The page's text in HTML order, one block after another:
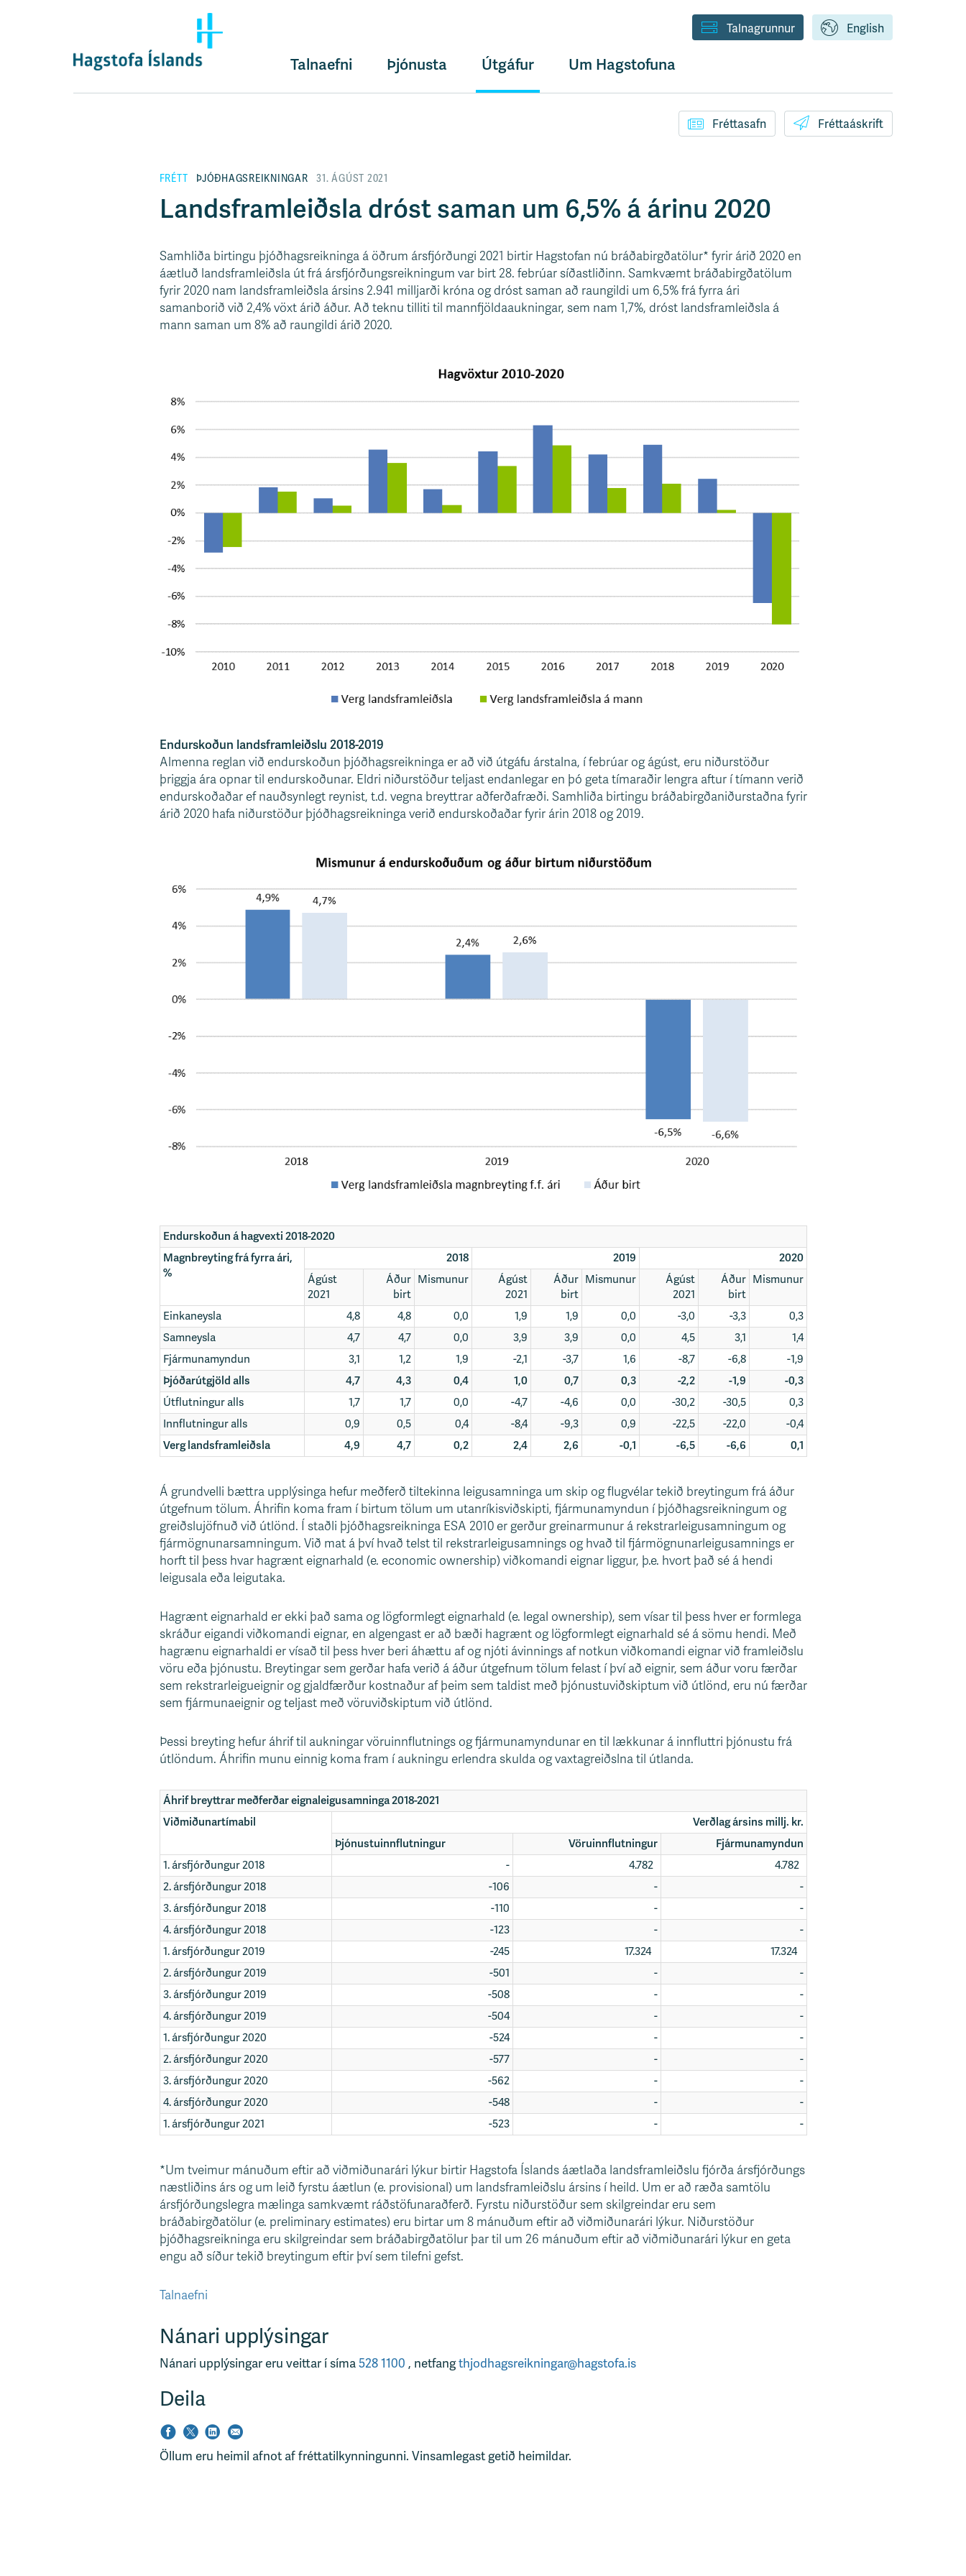
English
Talnagrunnur
Talnaefni Þjónusta Útgáfur Um Hagstofuna
Fréttasafn Fréttaáskrift
FRÉTT ÞJÓÐHAGSREIKNINGAR 31. ÁGÚST 2021
Landsframleiðsla dróst saman um 6,5% á árinu 2020
Samhliða birtingu þjóðhagsreikninga á öðrum ársfjórðungi 2021 birtir Hagstofan nú bráðabirgðatölur* fyrir árið 2020 en
áætluð landsframleiðsla út frá ársfjórðungsreikningum var birt 28. febrúar síðastliðinn. Samkvæmt bráðabirgðatölum
fyrir 2020 nam landsframleiðsla ársins 2.941 milljarði króna og dróst saman að raungildi um 6,5% frá fyrra ári
samanborið við 2,4% vöxt árið áður. Að teknu tilliti til mannfjöldaaukningar, sem nam 1,7%, dróst landsframleiðsla á
mann saman um 8% að raungildi árið 2020.
Endurskoðun landsframleiðslu 2018-2019
Almenna reglan við endurskoðun þjóðhagsreikninga er að við útgáfu árstalna, í febrúar og ágúst, eru niðurstöður
þriggja ára opnar til endurskoðunar. Eldri niðurstöður teljast endanlegar en þó geta tímaraðir lengra aftur í tímann verið
endurskoðaðar ef nauðsynlegt reynist, t.d. vegna breyttrar aðferðafræði. Samhliða birtingu bráðabirgðaniðurstaðna fyrir
árið 2020 hafa niðurstöður þjóðhagsreikninga verið endurskoðaðar fyrir árin 2018 og 2019.
Endurskoðun á hagvexti 2018-2020
Magnbreyting frá fyrra ári,
%
2018 2019
2020
Ágúst
2021
Áður
birt
Mismunur
Ágúst
2021
Áður
birt
Mismunur
Ágúst
2021
Áður
birt
Mismunur
Einkaneysla 4,8 4,8 0,0 1,9 1,9 0,0 -3,0 -3,3
0,3
Samneysla
4,7 4,7 0,0 3,9 3,9 0,0 4,5 3,1
1,4
Fjármunamyndun
3,1 1,2 1,9 -2,1 -3,7 1,6 -8,7 -6,8
-1,9
Þjóðarútgjöld alls
4,7 4,3 0,4 1,0 0,7 0,3 -2,2 -1,9
-0,3
Útflutningur alls
1,7 1,7 0,0 -4,7 -4,6 0,0 -30,2 -30,5
0,3
Innflutningur alls
0,9 0,5 0,4 -8,4 -9,3 0,9 -22,5 -22,0
-0,4
Verg landsframleiðsla
4,9 4,7 0,2 2,4 2,6 -0,1 -6,5 -6,6 0,1
Á grundvelli bættra upplýsinga hefur meðferð tiltekinna leigusamninga um skip og flugvélar tekið breytingum frá áður
útgefnum tölum. Áhrifin koma fram í birtum tölum um utanríkisviðskipti, fjármunamyndun í þjóðhagsreikningum og
greiðslujöfnuð við útlönd. Í staðli þjóðhagsreikninga ESA 2010 er gerður greinarmunur á rekstrarleigusamningum og
fjármögnunarsamningum. Við mat á því hvað telst til rekstrarleigusamnings og hvað til fjármögnunarleigusamnings er
horft til þess hvar hagrænt eignarhald (e. economic ownership) viðkomandi eignar liggur, þ.e. hvort það sé á hendi
leigusala eða leigutaka.
Hagrænt eignarhald er ekki það sama og lögformlegt eignarhald (e. legal ownership), sem vísar til þess hver er formlega
skráður eigandi viðkomandi eignar, en algengast er að bæði hagrænt og lögformlegt eignarhald sé á sömu hendi. Með
hagrænu eignarhaldi er vísað til þess hver beri áhættu af og njóti ávinnings af notkun viðkomandi eignar við framleiðslu
vöru eða þjónustu. Breytingar sem gerðar hafa verið á áður útgefnum tölum felast í því að eignir, sem áður voru færðar
sem rekstrarleigueignir og gjaldfærður kostnaður af þeim sem taldist með þjónustuviðskiptum við útlönd, eru nú færðar
sem fjármunaeignir og teljast með vöruviðskiptum við útlönd.
Þessi breyting hefur áhrif til aukningar vöruinnflutnings og fjármunamyndunar en til lækkunar á innfluttri þjónustu frá
útlöndum. Áhrifin munu einnig koma fram í aukningu erlendra skulda og vaxtagreiðslna til útlanda.
Áhrif breyttrar meðferðar eignaleigusamninga 2018-2021
Viðmiðunartímabil
Verðlag ársins millj. kr.
Þjónustuinnflutningur
Vöruinnflutningur
Fjármunamyndun
1. ársfjórðungur 2018
- 4.782
4.782
2. ársfjórðungur 2018
-106 -
-
3. ársfjórðungur 2018
-110 -
-
4. ársfjórðungur 2018
-123 -
-
1. ársfjórðungur 2019
-245 17.324
17.324
2. ársfjórðungur 2019
-501 -
-
3. ársfjórðungur 2019
-508 -
-
4. ársfjórðungur 2019
-504 -
-
1. ársfjórðungur 2020
-524 -
-
2. ársfjórðungur 2020
-577 -
-
3. ársfjórðungur 2020
-562 -
-
4. ársfjórðungur 2020
-548 -
-
1. ársfjórðungur 2021
-523 - -
*Um tveimur mánuðum eftir að viðmiðunarári lýkur birtir Hagstofa Íslands áætlaða landsframleiðslu fjórða ársfjórðungs
næstliðins árs og um leið fyrstu áætlun (e. provisional) um landsframleiðslu ársins í heild. Um er að ræða samtölu
ársfjórðungslegra mælinga samkvæmt ráðstöfunaraðferð. Fyrstu niðurstöður sem skilgreindar eru sem
bráðabirgðatölur (e. preliminary estimates) eru birtar um 8 mánuðum eftir að viðmiðunarári lýkur. Niðurstöður
þjóðhagsreikninga eru skilgreindar sem bráðabirgðatölur þar til um 26 mánuðum eftir að viðmiðunarári lýkur en geta
engu að síður tekið breytingum eftir því sem tilefni gefst.
Talnaefni
Nánari upplýsingar
Nánari upplýsingar eru veittar í síma528 1100 , netfangthjodhagsreikningar@hagstofa.is
Deila
Öllum eru heimil afnot af fréttatilkynningunni. Vinsamlegast getið heimildar.